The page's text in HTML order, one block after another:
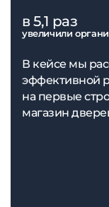
в 5,1 раз
увеличили
В кейсе мы
эффективной
на первые
магазин